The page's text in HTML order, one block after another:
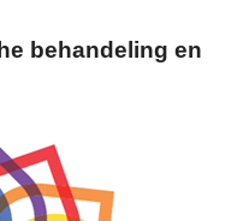
behandeling en